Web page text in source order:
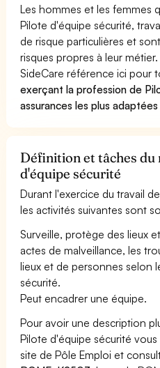
Les hommes et les femmes
Pilote d'équipe sécurité,
de risque particulières et
risques propres à leur métier.
SideCare référence ici pour
exerçant la profession de
assurances les plus
Définition et tâches du
d'équipe sécurité
Durant l'exercice du travail
les activités suivantes sont
Surveille, protège des lieux
actes de malveillance, les
lieux et de personnes selon
sécurité.
Peut encadrer une équipe.
Pour avoir une description
Pilote d'équipe sécurité
site de Pôle Emploi et